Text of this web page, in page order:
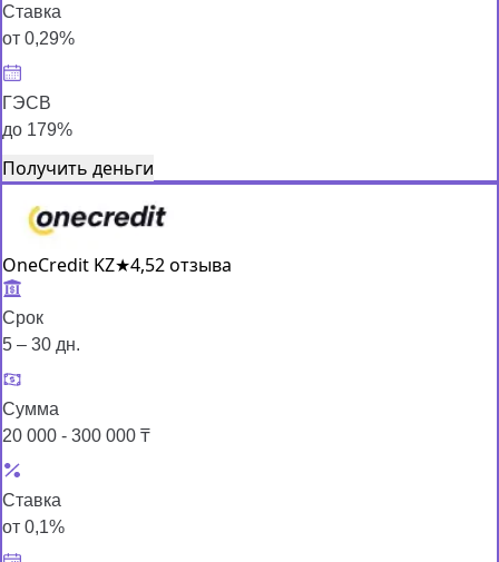
Ставка
от 0,29%
ГЭСВ
до 179%
Получить деньги
OneCredit KZ★4,52 отзыва
Срок
5 – 30 дн.
Сумма
20 000 - 300 000 ₸
Ставка
от 0,1%